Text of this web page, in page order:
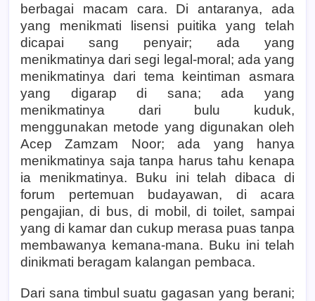
berbagai macam cara. Di antaranya, ada
yang menikmati lisensi puitika yang telah
dicapai sang penyair; ada yang
menikmatinya dari segi legal-moral; ada yang
menikmatinya dari tema keintiman asmara
yang digarap di sana; ada yang
menikmatinya dari bulu kuduk,
menggunakan metode yang digunakan oleh
Acep Zamzam Noor; ada yang hanya
menikmatinya saja tanpa harus tahu kenapa
ia menikmatinya. Buku ini telah dibaca di
forum pertemuan budayawan, di acara
pengajian, di bus, di mobil, di toilet, sampai
yang di kamar dan cukup merasa puas tanpa
membawanya kemana-mana. Buku ini telah
dinikmati beragam kalangan pembaca.
Dari sana timbul suatu gagasan yang berani;